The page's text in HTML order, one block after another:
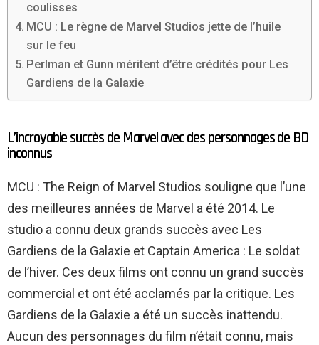
coulisses
MCU : Le règne de Marvel Studios jette de l’huile
sur le feu
Perlman et Gunn méritent d’être crédités pour Les
Gardiens de la Galaxie
L’incroyable succès de Marvel avec des personnages de BD
inconnus
MCU : The Reign of Marvel Studios souligne que l’une
des meilleures années de Marvel a été 2014. Le
studio a connu deux grands succès avec Les
Gardiens de la Galaxie et Captain America : Le soldat
de l’hiver. Ces deux films ont connu un grand succès
commercial et ont été acclamés par la critique. Les
Gardiens de la Galaxie a été un succès inattendu.
Aucun des personnages du film n’était connu, mais